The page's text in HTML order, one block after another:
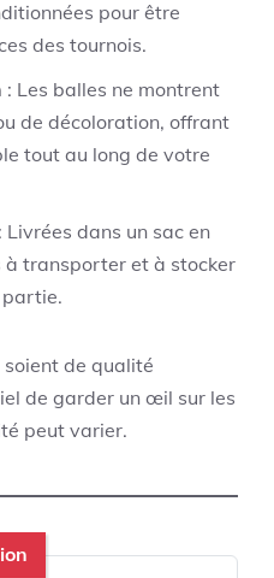
pour être
des tournois.
: Les balles ne montrent
de décoloration, offrant
tout au long de votre
: Livrées dans un sac en
à transporter et à stocker
soient de qualité
de garder un œil sur les
peut varier.